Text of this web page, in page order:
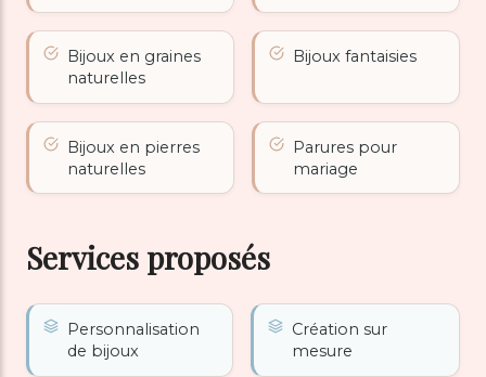
Bijoux en graines
naturelles
Bijoux fantaisies
Bijoux en pierres
naturelles
Parures pour
mariage
Services proposés
Personnalisation
de bijoux
Création sur
mesure